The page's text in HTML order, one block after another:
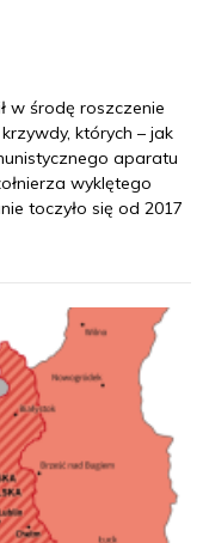
w środę roszczenie
których – jak
aparatu
wyklętego
toczyło się od 2017